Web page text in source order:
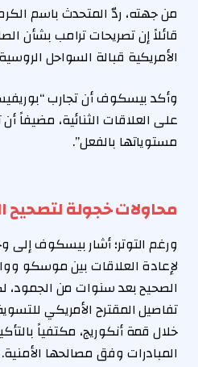
من جهته، ردّ المتحدث باسم
قائلاً إن تصريحات ترامب بشأن
الأمريكية قبالة السواحل
وأكد بيسكوف أن تجارب
على العلاقات الثنائية، مضيفاً
مستوياتها بالفعل”.
محاولات خجولة لتصحيح
ورغم التوتر؛ أشار بيسكوف إلى
لإعادة العلاقات بين موسكو
الصحيح بعد سنوات من الجمود،
تفاصيل المقترح الأمريكي
خلال قمة أنكوريج، مكتفياً
المبادرات وفق مصالحها الأمنية.